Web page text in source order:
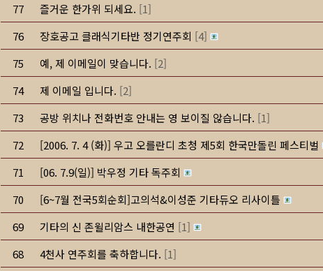
77
즐거운 한가위 되세요. [1]
76
장호공고 클래식기타반 정기연주회 [4]
75
예, 제 이메일이 맞습니다. [2]
74
제 이메일 입니다. [2]
73
공방 위치나 전화번호 안내는 영 보이질 않습니다. [1]
72
[2006. 7. 4 (화)] 우고 오를란디 초청 제5회 한국만돌린 페스티벌
71
[06. 7.9(일)] 박우정 기타 독주회
70
[6~7월 전국5회순회]고의석&이성준 기타듀오 리사이틀
69
기타의 신 존윌리암스 내한공연 [1]
68
4천사 연주회를 축하합니다. [1]